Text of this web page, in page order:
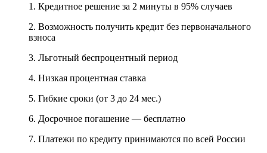
1. Кредитное решение за 2 минуты в 95% случаев
2. Возможность получить кредит без первоначального
взноса
3. Льготный беспроцентный период
4. Низкая процентная ставка
5. Гибкие сроки (от 3 до 24 мес.)
6. Досрочное погашение — бесплатно
7. Платежи по кредиту принимаются по всей России